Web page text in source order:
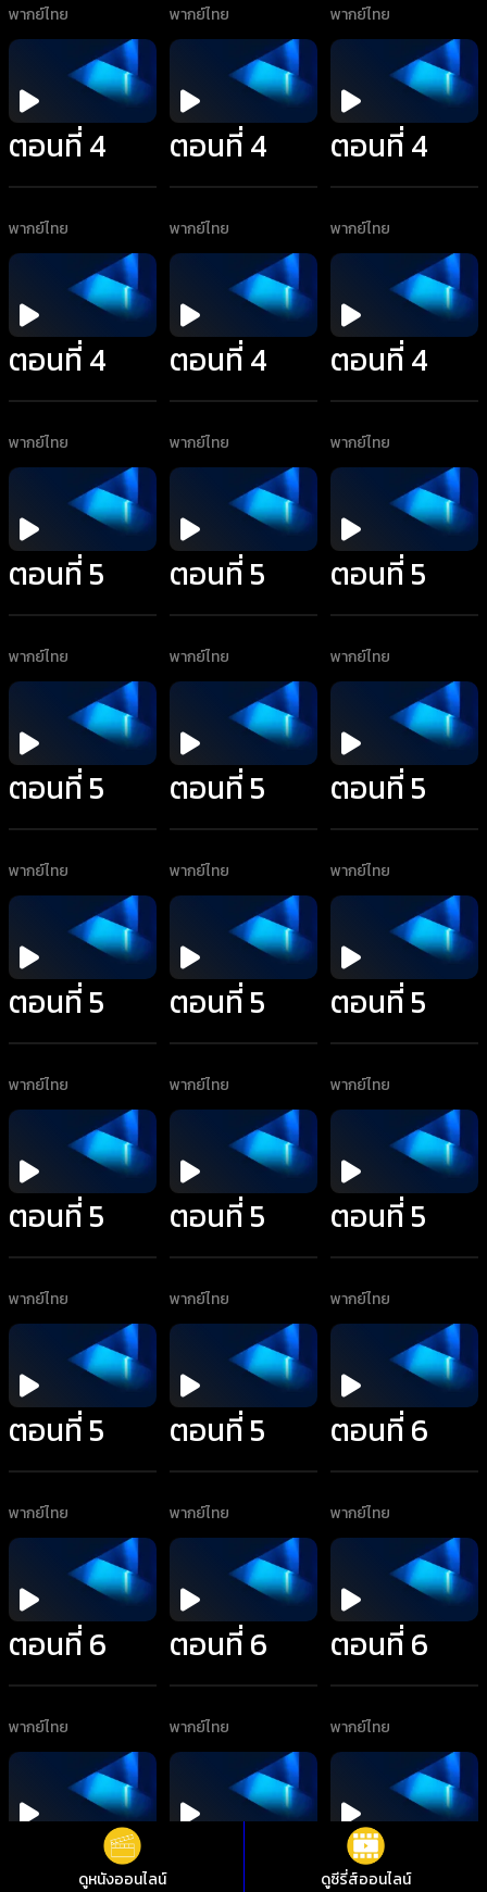
พากย์ไทย พากย์ไทย พากย์ไทย
ตอนที่ 4
พากย์ไทย
ตอนที่ 4
พากย์ไทย
ตอนที่ 4
พากย์ไทย
ตอนที่ 4
พากย์ไทย
ตอนที่ 4
พากย์ไทย
ตอนที่ 4
พากย์ไทย
ตอนที่ 5
พากย์ไทย
ตอนที่ 5
พากย์ไทย
ตอนที่ 5
พากย์ไทย
ตอนที่ 5
พากย์ไทย
ตอนที่ 5
พากย์ไทย
ตอนที่ 5
พากย์ไทย
ตอนที่ 5
พากย์ไทย
ตอนที่ 5
พากย์ไทย
ตอนที่ 5
พากย์ไทย
ตอนที่ 5
พากย์ไทย
ตอนที่ 5
พากย์ไทย
ตอนที่ 5
พากย์ไทย
ตอนที่ 5
พากย์ไทย
ตอนที่ 5
พากย์ไทย
ตอนที่ 6
พากย์ไทย
ตอนที่ 6
พากย์ไทย
ตอนที่ 6
พากย์ไทย
ตอนที่ 6
พากย์ไทย
ตอนที่ 6 ตอนที่ 6
ดูหนังออนไลน์ ดูซีรี่ส์ออนไลน์